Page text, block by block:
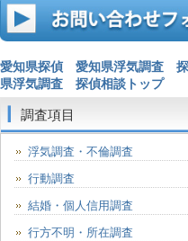
愛知県探偵 愛知県浮気調査 探
県浮気調査 探偵相談トップ
調査項目
浮気調査・不倫調査
行動調査
結婚・個人信用調査
行方不明・所在調査